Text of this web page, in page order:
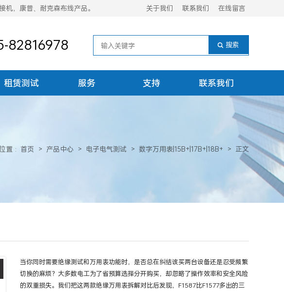
，康普、耐克森布线产品。 关于我们 联系我们 在线留言
82816978
租赁测试 服务 支持 联系我们
置 : 首页 > 产品中心 > 电子电气测试 > 数字万用表|15B+|17B+|18B+ > 正文
当你同时需要绝缘测试和万用表功能时，是否总在纠结该买两台设备还是忍受频繁
切换的麻烦？大多数电工为了省预算选择分开购买，却忽略了操作效率和安全风险
的双重损失。我们把这两款绝缘万用表拆解对比后发现，F1587比F1577多出的三